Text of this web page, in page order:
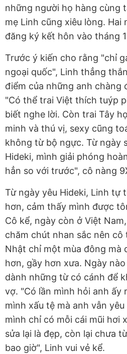
những người họ hàng cùng
mẹ Linh cũng xiêu lòng.
đăng ký kết hôn vào tháng
Trước ý kiến cho rằng "chỉ
ngoại quốc", Linh thẳng
điểm của những anh chàng
"Có thể trai Việt thích tuýp
biết nghe lời. Còn trai Tây
minh và thú vị, sexy cũng
không từ bộ ngực. Từ ngày
Hideki, mình giải phóng
hẳn so với trước", cô nàng
Từ ngày yêu Hideki, Linh tự
hơn, cảm thấy mình được
Cô kể, ngày còn ở Việt
chăm chút nhan sắc nên cô
Nhật chỉ một mùa đông mà
hơn, gầy hơn xưa. Ngày
dành những từ có cánh để
vợ. "Có lần mình hỏi anh ấy
mình xấu tệ mà anh vẫn
mình chỉ có mỗi cái mũi hơi
sửa lại là đẹp, còn lại chưa
bao giờ", Linh vui vẻ kể.